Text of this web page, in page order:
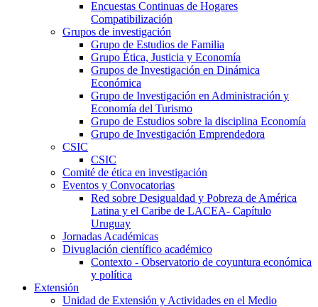
Encuestas Continuas de Hogares
Compatibilización
Grupos de investigación
Grupo de Estudios de Familia
Grupo Ética, Justicia y Economía
Grupos de Investigación en Dinámica
Económica
Grupo de Investigación en Administración y
Economía del Turismo
Grupo de Estudios sobre la disciplina Economía
Grupo de Investigación Emprendedora
CSIC
CSIC
Comité de ética en investigación
Eventos y Convocatorias
Red sobre Desigualdad y Pobreza de América
Latina y el Caribe de LACEA- Capítulo
Uruguay
Jornadas Académicas
Divuglación científico académico
Contexto - Observatorio de coyuntura económica
y política
Extensión
Unidad de Extensión y Actividades en el Medio